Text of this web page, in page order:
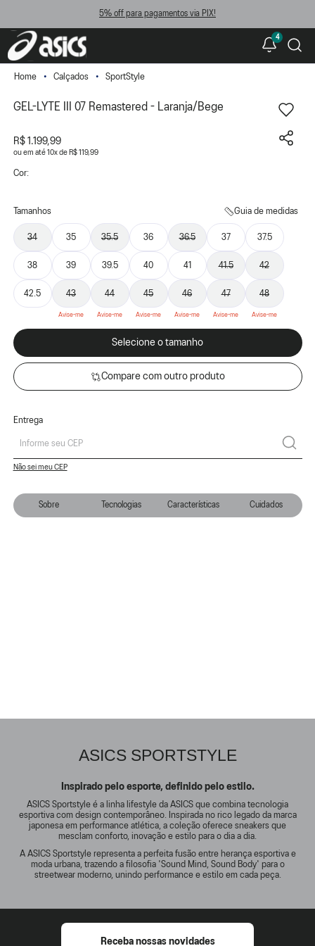
5% off para pagamentos via PIX!
4
Sobre Tecnologias Características Cuidados
Calçados SportStyle
GEL-LYTE III 07 Remastered - Laranja/Bege
R$ 1.199,99
ou 10xde R$ 119,99
Cor:
Tamanhos Guia de medidas
34 35 35.5 36 36.5 37 37.5
38 39 39.5 40 41 41.5 42
42.5 43 44 45 46 47 48
Selecione o tamanho
Compare com outro produto
Entrega
Não sei meu CEP
ASICS SPORTSTYLE
Inspirado pelo esporte, definido pelo estilo.
ASICS Sportstyle é a linha lifestyle da ASICS que combina tecnologia
esportiva com design contemporâneo. Inspirada no rico legado da marca
japonesa em performance atlética, a coleção oferece sneakers que
mesclam conforto, inovação e estilo para o dia a dia.
A ASICS Sportstyle representa a perfeita fusão entre herança esportiva e
moda urbana, trazendo a filosofia 'Sound Mind, Sound Body' para o
streetwear moderno, unindo performance e estilo em cada peça.
Receba nossas novidades